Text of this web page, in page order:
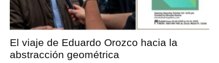
El viaje de Eduardo Orozco hacia la
abstracción geométrica